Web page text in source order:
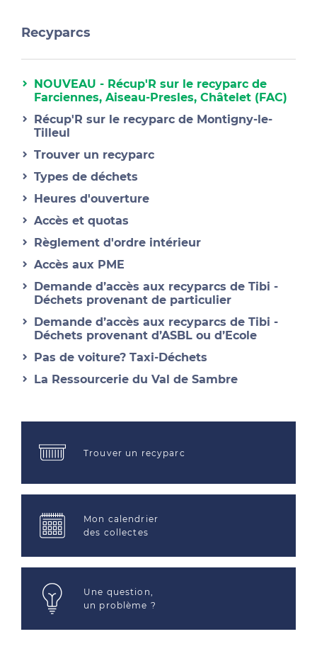
Recyparcs
NOUVEAU - Récup'R sur le recyparc de
Farciennes, Aiseau-Presles, Châtelet (FAC)
Récup'R sur le recyparc de Montigny-le-
Tilleul
Trouver un recyparc
Types de déchets
Heures d'ouverture
Accès et quotas
Règlement d'ordre intérieur
Accès aux PME
Demande d’accès aux recyparcs de Tibi -
Déchets provenant de particulier
Demande d’accès aux recyparcs de Tibi -
Déchets provenant d’ASBL ou d’Ecole
Pas de voiture? Taxi-Déchets
La Ressourcerie du Val de Sambre
Trouver un recyparc
Mon calendrier
des collectes
Une question,
un problème ?